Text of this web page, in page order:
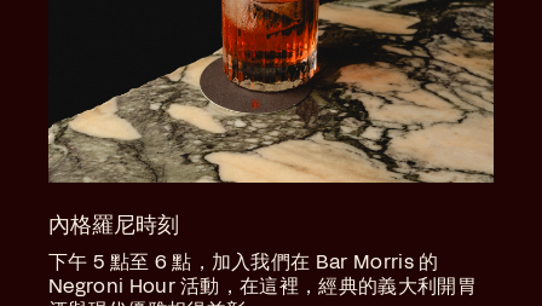
內格羅尼時刻
下午 5 點至 6 點，加入我們在 Bar Morris 的
Negroni Hour 活動，在這裡，經典的義大利開胃